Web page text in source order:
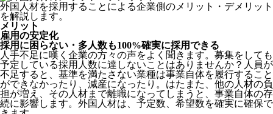
外国人材を採用することによる企業側のメリット・デメリット
を解説します。
メリット
雇用の安定化
採用に困らない・多人数も100%確実に採用できる
人手不足に嘆く企業の方々の声をよく聞きます。募集をしても
予定している採用人数に達しないことはありませんか？人員が
不足すると、基準を満たさない業種は事業自体を履行すること
ができなかったり、減産になったり。はたまた、他の人材の負
担が増え、その人材まで離職になってしまうと、事業自体の存
続に影響します。 外国人材は、予定数、希望数を確実に確保で